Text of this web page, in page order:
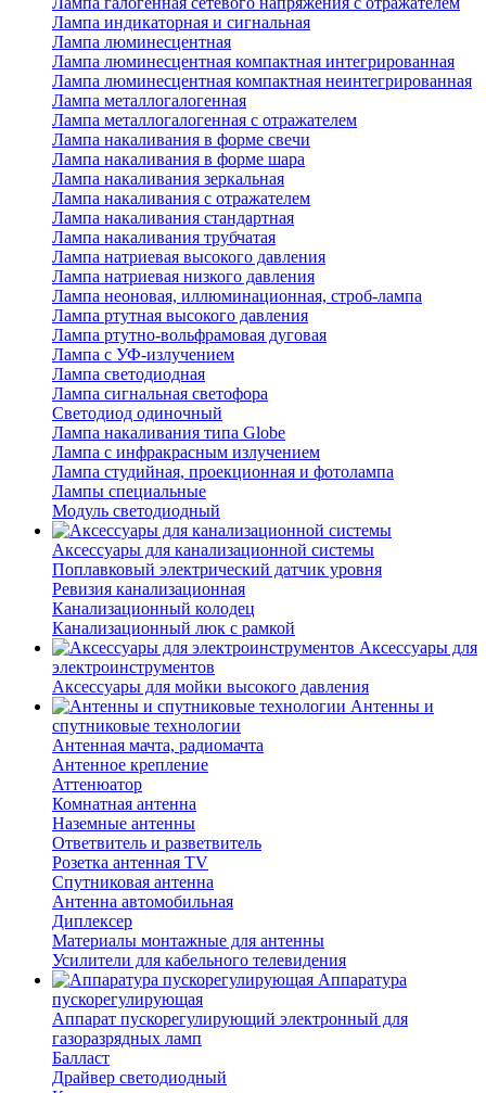
Лампа индикаторная и сигнальная
Лампа люминесцентная
Лампа люминесцентная компактная интегрированная
Лампа люминесцентная компактная неинтегрированная
Лампа металлогалогенная
Лампа металлогалогенная с отражателем
Лампа накаливания в форме свечи
Лампа накаливания в форме шара
Лампа накаливания зеркальная
Лампа накаливания с отражателем
Лампа накаливания стандартная
Лампа накаливания трубчатая
Лампа натриевая высокого давления
Лампа натриевая низкого давления
Лампа неоновая, иллюминационная, строб-лампа
Лампа ртутная высокого давления
Лампа ртутно-вольфрамовая дуговая
Лампа с УФ-излучением
Лампа светодиодная
Лампа сигнальная светофора
Светодиод одиночный
Лампа накаливания типа Globe
Лампа с инфракрасным излучением
Лампа студийная, проекционная и фотолампа
Лампы специальные
Модуль светодиодный
Аксессуары для канализационной системы
Поплавковый электрический датчик уровня
Ревизия канализационная
Канализационный колодец
Канализационный люк с рамкой
Аксессуары для
электроинструментов
Аксессуары для мойки высокого давления
Антенны и
спутниковые технологии
Антенная мачта, радиомачта
Антенное крепление
Аттенюатор
Комнатная антенна
Наземные антенны
Ответвитель и разветвитель
Розетка антенная TV
Спутниковая антенна
Антенна автомобильная
Диплексер
Материалы монтажные для антенны
Усилители для кабельного телевидения
Аппаратура
пускорегулирующая
Аппарат пускорегулирующий электронный для
газоразрядных ламп
Балласт
Драйвер светодиодный